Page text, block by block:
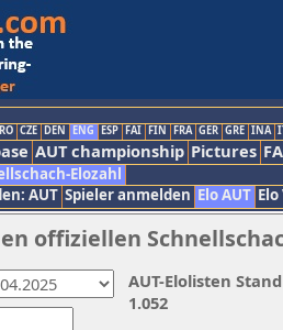
CZE DEN ENG ESP FAI FIN FRA GER GRE INA
AUT championship Pictures
Elozahl
AUT Spieler anmelden Elo AUT
offiziellen
AUT-Elolisten
1.052